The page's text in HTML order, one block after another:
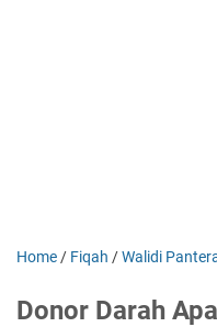
Home / Fiqah /Walidi
Donor Darah